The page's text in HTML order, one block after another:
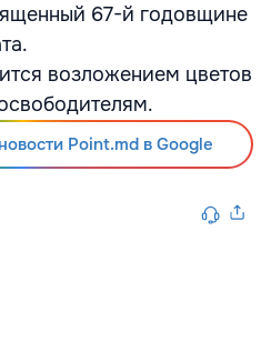
67-й годовщине
возложением цветов
Point.md в Google